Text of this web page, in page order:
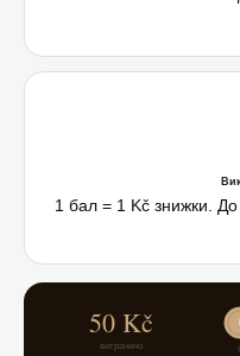
1 бал = 1 Kč знижки. До
50 Kč
витрачено
1